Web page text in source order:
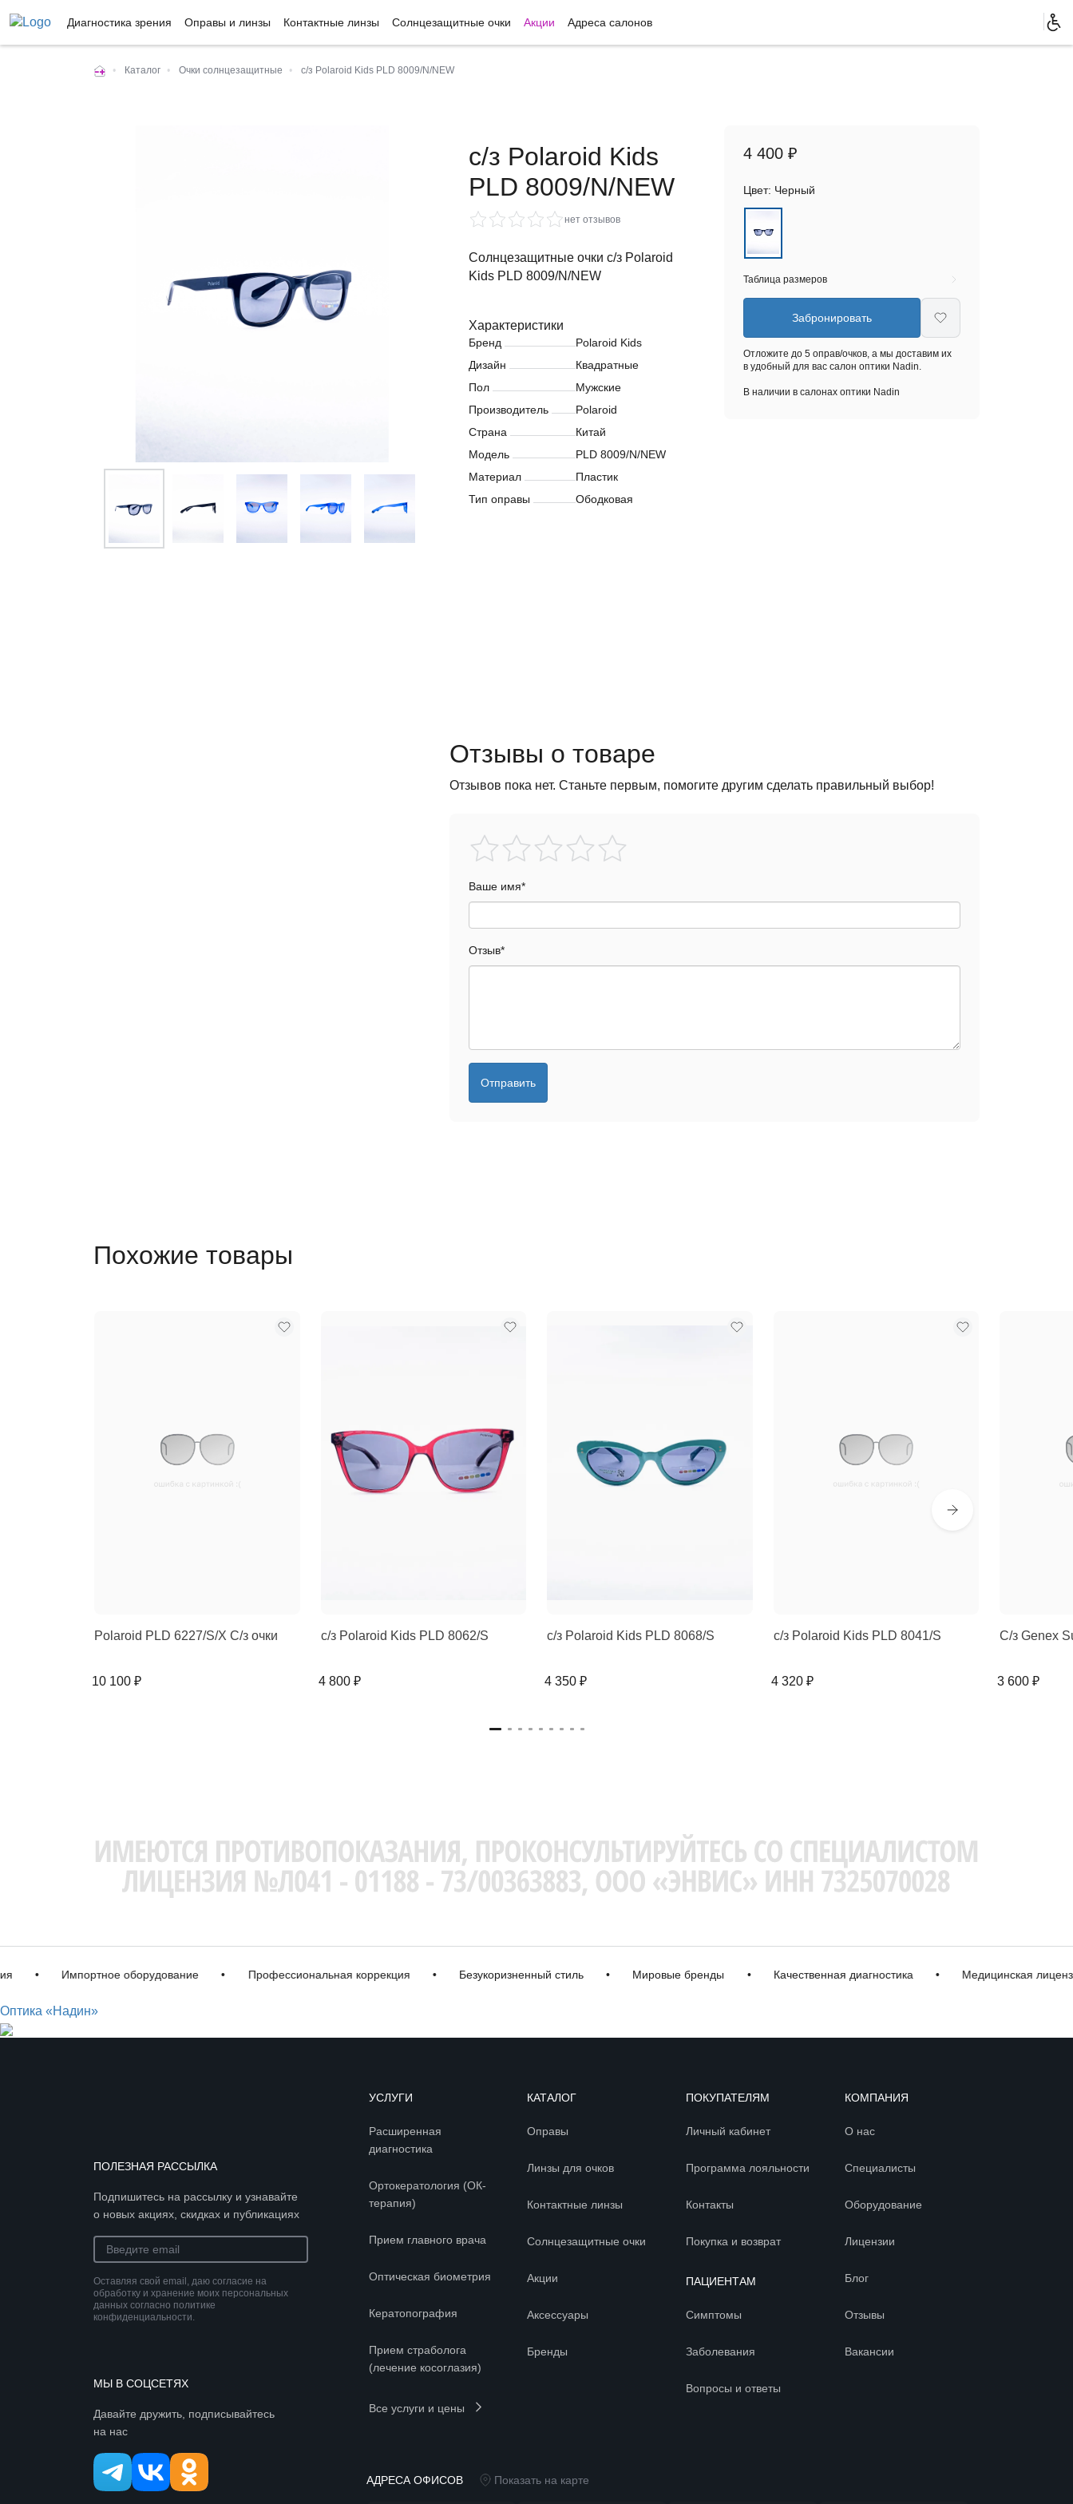
Диагностика зрения Оправы и линзы Контактные линзы Солнцезащитные очки Акции Адреса салонов
• Каталог • Очки солнцезащитные • с/з Polaroid Kids PLD 8009/N/NEW
с/з Polaroid Kids
PLD 8009/N/NEW
нет отзывов
Солнцезащитные очки с/з Polaroid
Kids PLD 8009/N/NEW
Характеристики
Бренд
Polaroid Kids
Дизайн
Квадратные
Пол
Мужские
Производитель
Polaroid
Страна
Китай
Модель
PLD 8009/N/NEW
Материал
Пластик
Тип оправы
Ободковая
4 400 ₽
Цвет: Черный
Таблица размеров
Забронировать
Отложите до 5 оправ/очков, а мы доставим их
в удобный для вас салон оптики Nadin.
В наличии в салонах оптики Nadin
Отзывы о товаре
Отзывов пока нет. Станьте первым, помогите другим сделать правильный выбор!
Ваше имя*
Отзыв*
Отправить
Похожие товары
Polaroid PLD 6227/S/X C/з очки
10 100 ₽
с/з Polaroid Kids PLD 8062/S
4 800 ₽
с/з Polaroid Kids PLD 8068/S
4 350 ₽
с/з Polaroid Kids PLD 8041/S
4 320 ₽
С/з Genex
3 600 ₽
Импортное оборудование Профессиональная коррекция Безукоризненный стиль Мировые бренды Качественная диагностика Медицинская лицензия
Оптика «Надин»
ПОЛЕЗНАЯ РАССЫЛКА
Подпишитесь на рассылку и узнавайте
о новых акциях, скидках и публикациях
Оставляя свой email, даю согласие на
обработку и хранение моих персональных
данных согласно политике
конфиденциальности.
МЫ В СОЦСЕТЯХ
Давайте дружить, подписывайтесь
на нас
УСЛУГИ
Расширенная
диагностика
Ортокератология (ОК-
терапия)
Прием главного врача
Оптическая биометрия
Кератопография
Прием страболога
(лечение косоглазия)
Все услуги и цены
КАТАЛОГ
Оправы
Линзы для очков
Контактные линзы
Солнцезащитные очки
Акции
Аксессуары
Бренды
ПОКУПАТЕЛЯМ
Личный кабинет
Программа лояльности
Контакты
Покупка и возврат
ПАЦИЕНТАМ
Симптомы
Заболевания
Вопросы и ответы
КОМПАНИЯ
О нас
Специалисты
Оборудование
Лицензии
Блог
Отзывы
Вакансии
АДРЕСА ОФИСОВ Показать на карте